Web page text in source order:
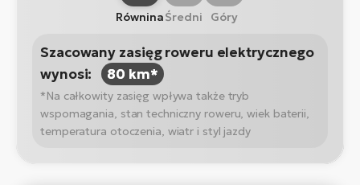
RówninaŚredni Góry
Szacowany zasięg roweru elektrycznego
wynosi:
80 km*
*Na całkowity zasięg wpływa także tryb
wspomagania, stan techniczny roweru, wiek baterii,
temperatura otoczenia, wiatr i styl jazdy